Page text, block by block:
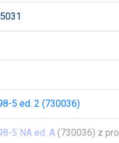
5 ed. 2 (730036)
5 NA ed. A (730036) z